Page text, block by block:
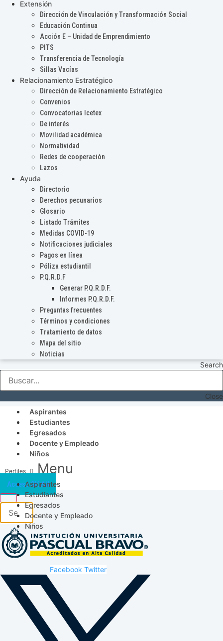
Extensión
Dirección de Vinculación y Transformación Social
Educación Continua
Acción E – Unidad de Emprendimiento
PITS
Transferencia de Tecnología
Sillas Vacías
Relacionamiento Estratégico
Dirección de Relacionamiento Estratégico
Convenios
Convocatorias Icetex
De interés
Movilidad académica
Normatividad
Redes de cooperación
Lazos
Ayuda
Directorio
Derechos pecunarios
Glosario
Listado Trámites
Medidas COVID-19
Notificaciones judiciales
Pagos en línea
Póliza estudiantil
P.Q.R.D.F
Generar P.Q.R.D.F.
Informes P.Q.R.D.F.
Preguntas frecuentes
Términos y condiciones
Tratamiento de datos
Mapa del sitio
Noticias
Search
Close
Aspirantes
Estudiantes
Egresados
Docente y Empleado
Niños
Menu
Aspirantes
Estudiantes
Egresados
Docente y Empleado
Niños
Acceso SICAU
Facebook Twitter